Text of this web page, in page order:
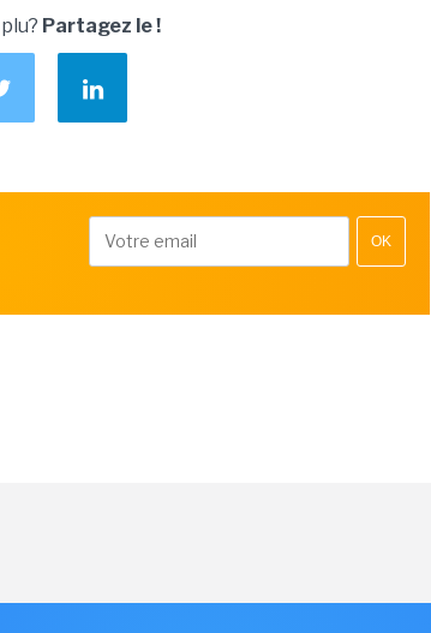
Partagez le !
OK